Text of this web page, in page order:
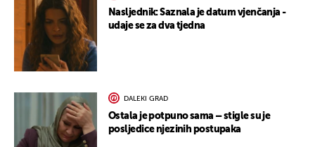
Nasljednik: Saznala je datum vjenčanja -
udaje se za dva tjedna
DALEKI GRAD
Ostala je potpuno sama – stigle su je
posljedice njezinih postupaka